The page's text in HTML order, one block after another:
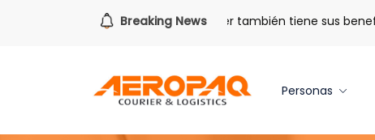
Breaking News
todo lo que viene. Volver también tiene sus beneficios.
Personas